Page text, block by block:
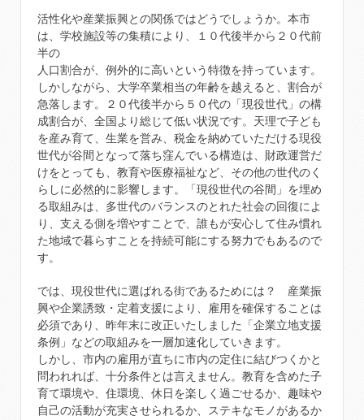
活性化や産業振興との関係ではどうでしょうか。本市
は、学校施設等の集積により、１０代後半から２０代前
半の
人口割合が、例外的に高いという特徴を持っています。
しかしながら、大学卒業相当の年齢を越えると、割合が
急落します。２０代後半から５０代の「現役世代」の構
成割合が、全国より総じて低い状況です。天理で子ども
を産み育て、生業を営み、税金を納めていただける現役
世代が谷間となって落ち窪んでいる構造は、財政運営だ
けをとっても、教育や医療福祉など、その他の世代のく
らしに必然的に影響します。「現役世代の谷間」を埋め
る取組みは、多世代のバランスのとれた社会の回復によ
り、支える側を増やすことで、誰もが安心して住み慣れ
た地域で暮らすことを持続可能にする努力でもあるので
す。
では、現役世代に選ばれる街であるためには？ 産業振
興や企業誘致・定着支援により、雇用を確保することは
必須であり、昨年末に改正いたしました「企業立地支援
条例」などの取組みを一層加速化していきます。
しかし、市内の雇用が直ちに市内の定住に結びつくかと
問われれば、十分条件とは言えません。教育を含めた子
育て環境や、住環境、休日を楽しく過ごせるか、趣味や
自己の活動が充実させられるか、ステキなモノがあるか